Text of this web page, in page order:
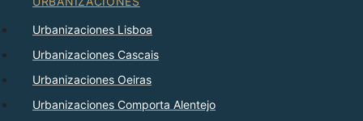
Urbanizaciones Lisboa
Urbanizaciones Cascais
Urbanizaciones Oeiras
Urbanizaciones Comporta Alentejo